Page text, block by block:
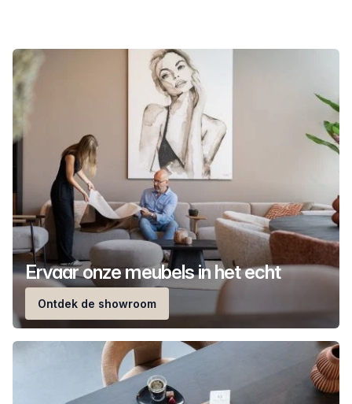
Ervaar onze meubels in het echt
Ontdek de showroom